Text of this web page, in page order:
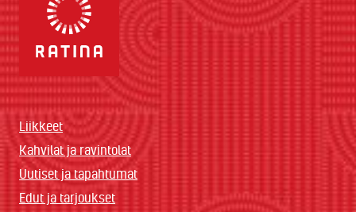
Liikkeet
Kahvilat ja ravintolat
Uutiset ja tapahtumat
Edut ja tarjoukset